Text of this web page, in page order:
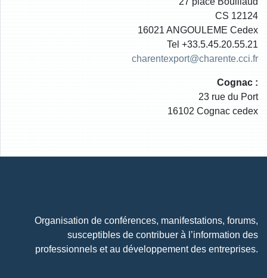
CS 12124
16021 ANGOULEME Cedex
Tel +33.5.45.20.55.21
charentexport@charente.cci.fr
Cognac :
23 rue du Port
16102 Cognac cedex
Organisation de conférences, manifestations, forums,
susceptibles de contribuer à l’information des
professionnels et au développement des entreprises.